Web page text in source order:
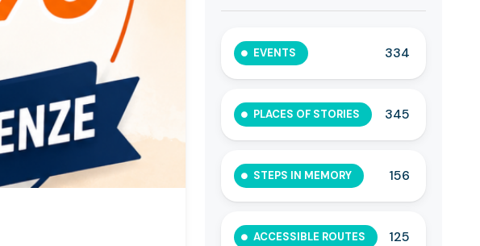
EVENTS 334
PLACES OF STORIES 345
STEPS IN MEMORY 156
ACCESSIBLE ROUTES 125